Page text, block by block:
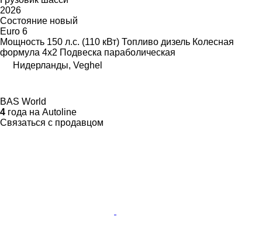
2026
Состояние новый
Euro 6
Мощность 150 л.с. (110 кВт) Топливо дизель Колесная
формула 4x2 Подвеска параболическая
Нидерланды, Veghel
BAS World
4 года на Autoline
Связаться с продавцом